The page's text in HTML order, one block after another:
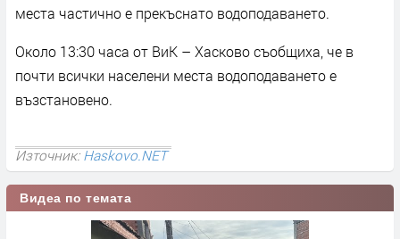
места частично е прекъснато водоподаването.
Около 13:30 часа от ВиК – Хасково съобщиха, че в
почти всички населени места водоподаването е
възстановено.
Източник:Haskovo.NET
Видеа по темата